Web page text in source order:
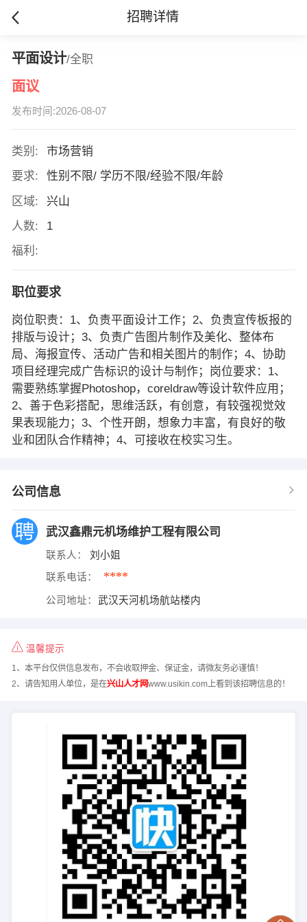
招聘详情
平面设计/全职
面议
发布时间:2026-08-07
类别:
市场营销
要求:
性别不限/ 学历不限/经验不限/年龄
区域:
兴山
人数:
1
福利:
职位要求
岗位职责：1、负责平面设计工作；2、负责宣传板报的
排版与设计；3、负责广告图片制作及美化、整体布
局、海报宣传、活动广告和相关图片的制作；4、协助
项目经理完成广告标识的设计与制作；岗位要求：1、
需要熟练掌握Photoshop，coreldraw等设计软件应用；
2、善于色彩搭配，思维活跃，有创意，有较强视觉效
果表现能力；3、个性开朗，想象力丰富，有良好的敬
业和团队合作精神；4、可接收在校实习生。
公司信息
武汉鑫鼎元机场维护工程有限公司
联系人： 刘小姐
联系电话： ****
公司地址： 武汉天河机场航站楼内
温馨提示
1、本平台仅供信息发布，不会收取押金、保证金，请微友务必谨慎！
2、请告知用人单位，是在兴山人才网www.usikin.com上看到该招聘信息的！